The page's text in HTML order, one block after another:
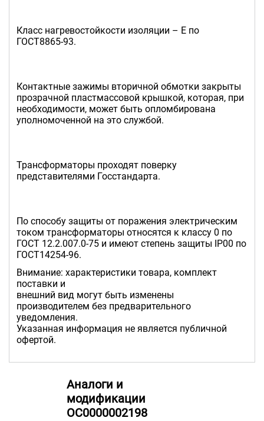
Класс нагревостойкости изоляции – Е по
ГОСТ8865-93.
Контактные зажимы вторичной обмотки закрыты
прозрачной пластмассовой крышкой, которая, при
необходимости, может быть опломбирована
уполномоченной на это службой.
Трансформаторы проходят поверку
представителями Госстандарта.
По способу защиты от поражения электрическим
током трансформаторы относятся к классу 0 по
ГОСТ 12.2.007.0-75 и имеют степень защиты IP00 по
ГОСТ14254-96.
Внимание: характеристики товара, комплект
поставки и
внешний вид могут быть изменены
производителем без предварительного
уведомления.
Указанная информация не является публичной
офертой.
Аналоги и
модификации
ОС0000002198